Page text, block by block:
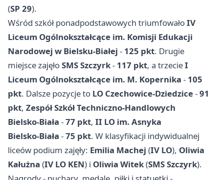
(SP 29).
Wśród szkół ponadpodstawowych triumfowałoIV
Liceum Ogólnokształcące im. Komisji Edukacji
Narodowej w Bielsku‑Białej - 125 pkt. Drugie
miejsce zajęłoSMS Szczyrk- 117 pkt, a trzecieI
Liceum Ogólnokształcące im. M. Kopernika - 105
pkt. Dalsze pozycje to LO Czechowice‑Dziedzice-91
pkt, Zespół Szkół Techniczno‑Handlowych
Bielsko‑Biała -77 pkt, II LO im. Asnyka
Bielsko‑Biała -75 pkt. W klasyfikacji indywidualnej
liceów podium zajęły: Emilia Machej (IV LO), Oliwia
Kałużna (IV LO KEN) i Oliwia Witek(SMS Szczyrk).